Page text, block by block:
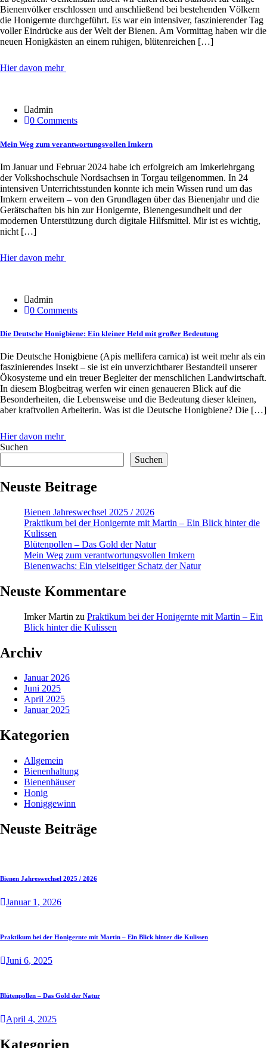
Bienenvölker erschlossen und anschließend bei bestehenden Völkern
die Honigernte durchgeführt. Es war ein intensiver, faszinierender Tag
voller Eindrücke aus der Welt der Bienen. Am Vormittag haben wir die
neuen Honigkästen an einem ruhigen, blütenreichen […]
Hier davon mehr
admin
0 Comments
Mein Weg zum verantwortungsvollen Imkern
Im Januar und Februar 2024 habe ich erfolgreich am Imkerlehrgang
der Volkshochschule Nordsachsen in Torgau teilgenommen. In 24
intensiven Unterrichtsstunden konnte ich mein Wissen rund um das
Imkern erweitern – von den Grundlagen über das Bienenjahr und die
Gerätschaften bis hin zur Honigernte, Bienengesundheit und der
modernen Unterstützung durch digitale Hilfsmittel. Mir ist es wichtig,
nicht […]
Hier davon mehr
admin
0 Comments
Die Deutsche Honigbiene: Ein kleiner Held mit großer Bedeutung
Die Deutsche Honigbiene (Apis mellifera carnica) ist weit mehr als ein
faszinierendes Insekt – sie ist ein unverzichtbarer Bestandteil unserer
Ökosysteme und ein treuer Begleiter der menschlichen Landwirtschaft.
In diesem Blogbeitrag werfen wir einen genaueren Blick auf die
Besonderheiten, die Lebensweise und die Bedeutung dieser kleinen,
aber kraftvollen Arbeiterin. Was ist die Deutsche Honigbiene? Die […]
Hier davon mehr
Suchen
Suchen
Neuste Beitrage
Bienen Jahreswechsel 2025 / 2026
Praktikum bei der Honigernte mit Martin – Ein Blick hinter die
Kulissen
Blütenpollen – Das Gold der Natur
Mein Weg zum verantwortungsvollen Imkern
Bienenwachs: Ein vielseitiger Schatz der Natur
Neuste Kommentare
Imker Martin zu Praktikum bei der Honigernte mit Martin – Ein
Blick hinter die Kulissen
Archiv
Januar 2026
Juni 2025
April 2025
Januar 2025
Kategorien
Allgemein
Bienenhaltung
Bienenhäuser
Honig
Honiggewinn
Neuste Beiträge
Bienen Jahreswechsel 2025 / 2026
Januar 1 , 2026
Praktikum bei der Honigernte mit Martin – Ein Blick hinter die Kulissen
Juni 6, 2025
Blütenpollen – Das Gold der Natur
April 4, 2025
Kategorien